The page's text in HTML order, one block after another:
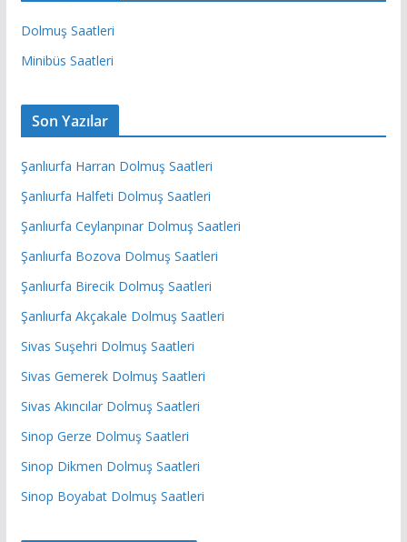
Dolmuş Saatleri
Minibüs Saatleri
Son Yazılar
Şanlıurfa Harran Dolmuş Saatleri
Şanlıurfa Halfeti Dolmuş Saatleri
Şanlıurfa Ceylanpınar Dolmuş Saatleri
Şanlıurfa Bozova Dolmuş Saatleri
Şanlıurfa Birecik Dolmuş Saatleri
Şanlıurfa Akçakale Dolmuş Saatleri
Sivas Suşehri Dolmuş Saatleri
Sivas Gemerek Dolmuş Saatleri
Sivas Akıncılar Dolmuş Saatleri
Sinop Gerze Dolmuş Saatleri
Sinop Dikmen Dolmuş Saatleri
Sinop Boyabat Dolmuş Saatleri